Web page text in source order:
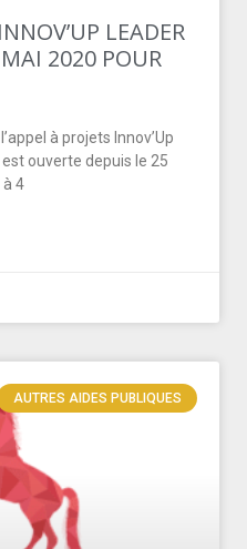
LEADER
2020 POUR
à projets Innov’Up
est ouverte depuis le 25
4
AUTRES AIDES PUBLIQUES